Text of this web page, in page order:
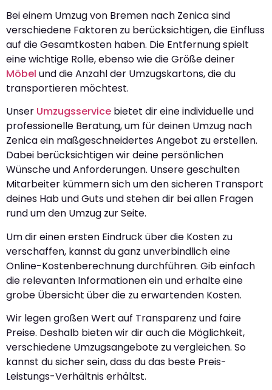
Bei einem Umzug von Bremen nach Zenica sind
verschiedene Faktoren zu berücksichtigen, die Einfluss
auf die Gesamtkosten haben. Die Entfernung spielt
eine wichtige Rolle, ebenso wie die Größe deiner
Möbel und die Anzahl der Umzugskartons, die du
transportieren möchtest.
Unser Umzugsservice bietet dir eine individuelle und
professionelle Beratung, um für deinen Umzug nach
Zenica ein maßgeschneidertes Angebot zu erstellen.
Dabei berücksichtigen wir deine persönlichen
Wünsche und Anforderungen. Unsere geschulten
Mitarbeiter kümmern sich um den sicheren Transport
deines Hab und Guts und stehen dir bei allen Fragen
rund um den Umzug zur Seite.
Um dir einen ersten Eindruck über die Kosten zu
verschaffen, kannst du ganz unverbindlich eine
Online-Kostenberechnung durchführen. Gib einfach
die relevanten Informationen ein und erhalte eine
grobe Übersicht über die zu erwartenden Kosten.
Wir legen großen Wert auf Transparenz und faire
Preise. Deshalb bieten wir dir auch die Möglichkeit,
verschiedene Umzugsangebote zu vergleichen. So
kannst du sicher sein, dass du das beste Preis-
Leistungs-Verhältnis erhältst.